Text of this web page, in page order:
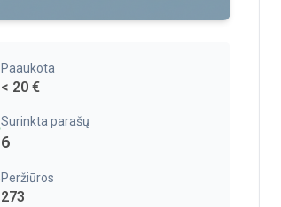
Paaukota
< 20 €
Surinkta parašų
6
Peržiūros
273